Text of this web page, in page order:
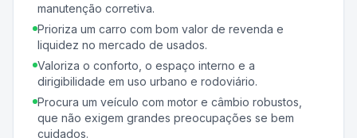
manutenção corretiva.
Prioriza um carro com bom valor de revenda e
liquidez no mercado de usados.
Valoriza o conforto, o espaço interno e a
dirigibilidade em uso urbano e rodoviário.
Procura um veículo com motor e câmbio robustos,
que não exigem grandes preocupações se bem
cuidados.